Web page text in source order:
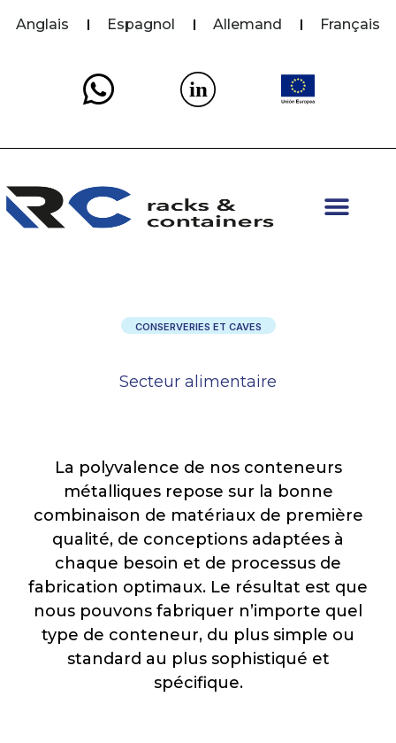
Anglais Espagnol Allemand Français
in
CONSERVERIES ET CAVES
Secteur alimentaire
La polyvalence de nos conteneurs
métalliques repose sur la bonne
combinaison de matériaux de première
qualité, de conceptions adaptées à
chaque besoin et de processus de
fabrication optimaux. Le résultat est que
nous pouvons fabriquer n’importe quel
type de conteneur, du plus simple ou
standard au plus sophistiqué et
spécifique.